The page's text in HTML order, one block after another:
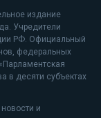
издание
Учредители
РФ. Официальный
федеральных
в десяти субъектах
и